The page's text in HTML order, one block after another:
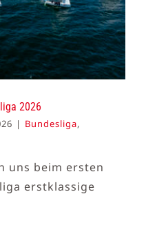
2026
| Bundesliga,
uns beim ersten
erstklassige